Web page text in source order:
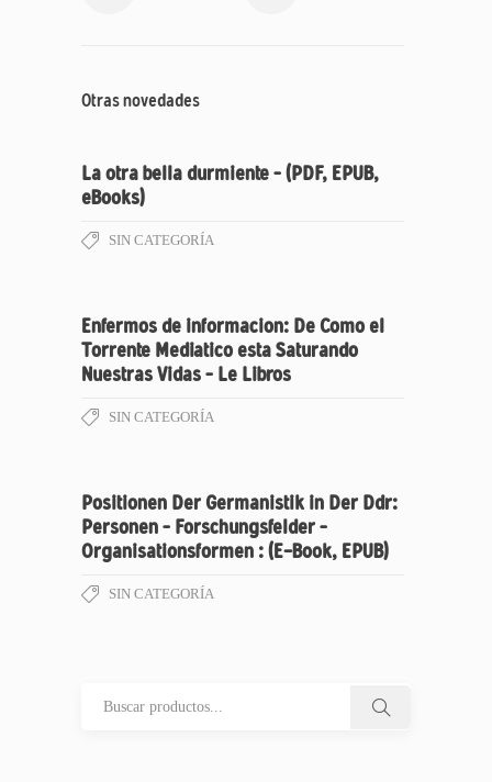
Otras novedades
La otra bella durmiente – (PDF, EPUB,
eBooks)
SIN CATEGORÍA
Enfermos de informacion: De Como el
Torrente Mediatico esta Saturando
Nuestras Vidas – Le Libros
SIN CATEGORÍA
Positionen Der Germanistik in Der Ddr:
Personen – Forschungsfelder –
Organisationsformen : (E-Book, EPUB)
SIN CATEGORÍA